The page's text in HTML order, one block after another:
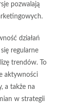
pozwalają
działań
regularne
trendów. To
aktywności
a także na
w strategii